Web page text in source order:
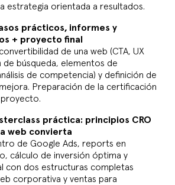
estrategia orientada a resultados.
prácticos, informes y
+ proyecto final
de una web (CTA, UX
búsqueda, elementos de
de competencia) y definición de
Preparación de la certificación
práctica: principios CRO
web convierta
de Google Ads, reports en
cálculo de inversión óptima y
con dos estructuras completas
corporativa y ventas para